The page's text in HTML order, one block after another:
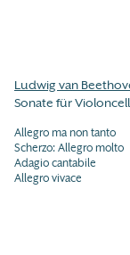
Ludwig van
Sonate für
Allegro ma non tanto
Scherzo: Allegro molto
Adagio cantabile
Allegro vivace